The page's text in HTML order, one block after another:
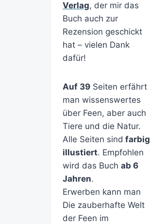
Verlag, der mir das
Buch auch zur
Rezension geschickt
hat – vielen Dank
dafür!
Auf 39Seiten erfährt
man wissenswertes
über Feen, aber auch
Tiere und die Natur.
Alle Seiten sind farbig
illustiert. Empfohlen
wird das Buch ab 6
Jahren.
Erwerben kann man
Die zauberhafte Welt
der Feen im